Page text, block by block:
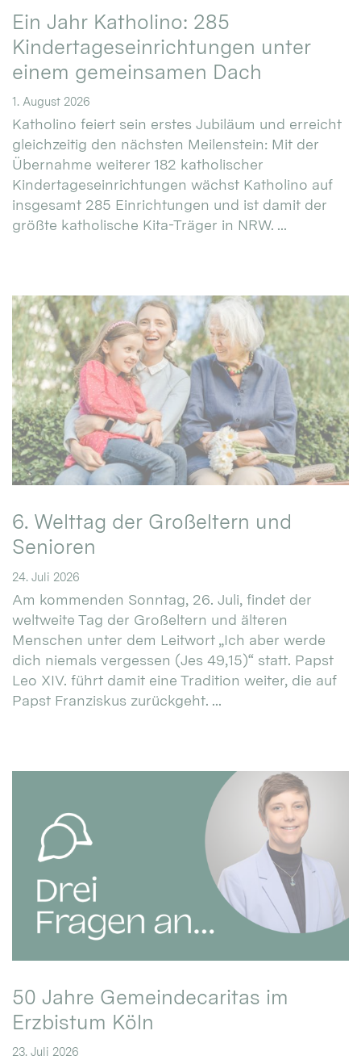
Ein Jahr Katholino: 285
Kindertageseinrichtungen unter
einem gemeinsamen Dach
1. August 2026
Katholino feiert sein erstes Jubiläum und erreicht
gleichzeitig den nächsten Meilenstein: Mit der
Übernahme weiterer 182 katholischer
Kindertageseinrichtungen wächst Katholino auf
insgesamt 285 Einrichtungen und ist damit der
größte katholische Kita-Träger in NRW. ...
6. Welttag der Großeltern und
Senioren
24. Juli 2026
Am kommenden Sonntag, 26. Juli, findet der
weltweite Tag der Großeltern und älteren
Menschen unter dem Leitwort „Ich aber werde
dich niemals vergessen (Jes 49,15)“ statt. Papst
Leo XIV. führt damit eine Tradition weiter, die auf
Papst Franziskus zurückgeht. ...
50 Jahre Gemeindecaritas im
Erzbistum Köln
23. Juli 2026